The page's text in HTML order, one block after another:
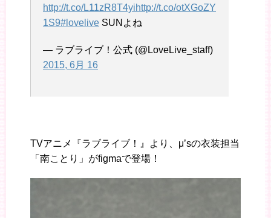
http://t.co/L11zR8T4yihttp://t.co/otXGoZY
1S9#lovelive SUNよね
— ラブライブ！公式 (@LoveLive_staff)
2015, 6月 16
TVアニメ『ラブライブ！』より、μ’sの衣装担当
「南ことり」がfigmaで登場！